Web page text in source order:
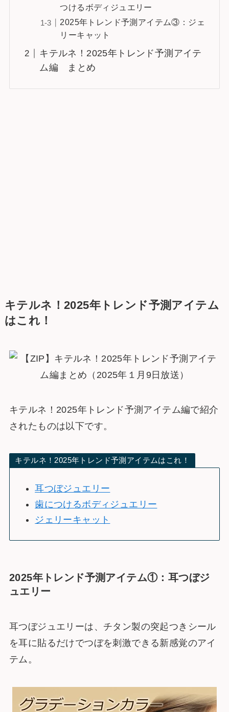
つけるボディジュエリー
2025年トレンド予測アイテム③：ジェ
リーキャット
キテルネ！2025年トレンド予測アイテ
ム編 まとめ
キテルネ！2025年トレンド予測アイテム
はこれ！
キテルネ！2025年トレンド予測アイテム編で紹介
されたものは以下です。
キテルネ！2025年トレンド予測アイテムはこれ！
耳つぼジュエリー
歯につけるボディジュエリー
ジェリーキャット
2025年トレンド予測アイテム①：耳つぼジ
ュエリー
耳つぼジュエリーは、チタン製の突起つきシール
を耳に貼るだけでつぼを刺激できる新感覚のアイ
テム。